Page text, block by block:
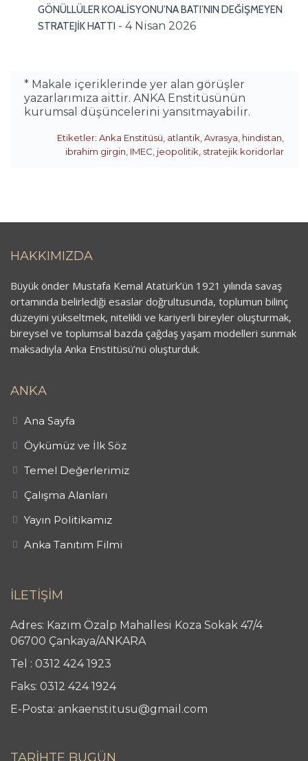
GÖNÜLLÜLER KOALİSYONU’NA BATI’NIN DEĞİŞMEYEN
STRATEJİK HATTI - 4 Nisan 2026
* Makale içeriklerinde yer alan görüşler
yazarlarımıza aittir. ANKA Enstitüsünün
kurumsal düşüncelerini yansıtmayabilir.
Etiketler: Anka Enstitüsü atlantik Avrasya hindistan
ibrahim girgin IMEC jeopolitik stratejik koridorlar
HAKKIMIZDA
Büyük önder Mustafa Kemal Atatürk’ün 1921 yılında savaş
ortamında belirlediği esaslar doğrultusunda, toplumun bilinç
düzeyini yükseltmek, nitelikli ve kariyerli bireyler oluşturmak,
bireysel ve toplumsal bazda çağdaş yaşam modelleri sunmak
maksadıyla Anka Enstitüsü’nü oluşturduk.
ANKA
Ana Sayfa
Öykümüz ve İlk Söz
Temel Değerlerimiz
Çalışma Alanları
Yayın Politikamız
Anka Tanıtım Filmi
İLETİŞİM
Adres: Kazım Özalp Mahallesi Koza Sokak 47/4
06700 Çankaya/ANKARA
Tel : 0312 424 1923
Faks: 0312 424 1924
E-Posta: ankaenstitusu@gmail.com
TARİHTE BUGÜN